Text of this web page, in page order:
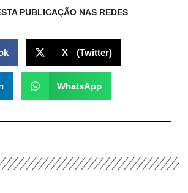
PUBLICAÇÃO NAS REDES
X (Twitter)
WhatsApp